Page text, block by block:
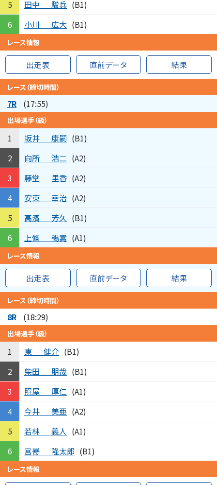
5 田中 駿兵 (B1)
6
小川 広大 (B1)
レース情報
出走表 直前データ 結果
レース（締切時間）
7R (17:55)
出場選手（級）
1 坂井 康嗣 (B1)
2
向所 浩二 (A2)
3
藤堂 里香 (A2)
4
安東 幸治 (A2)
5
高濱 芳久 (B1)
6
上條 暢嵩 (A1)
レース情報
出走表 直前データ 結果
レース（締切時間）
8R (18:29)
出場選手（級）
1 東 健介 (B1)
2
柴田 朋哉 (B1)
3
照屋 厚仁 (A1)
4
今井 美亜 (A2)
5
若林 義人 (A1)
6
宮嵜 隆太郎 (B1)
レース情報